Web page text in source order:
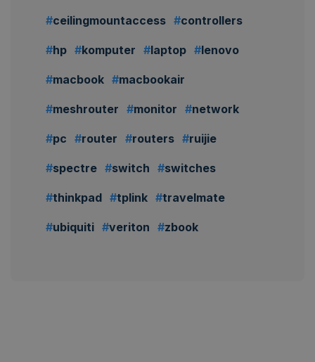
ceilingmountaccess controllers
hp komputer laptop lenovo
macbook macbookair
meshrouter monitor network
pc router routers ruijie
spectre switch switches
thinkpad tplink travelmate
ubiquiti veriton zbook